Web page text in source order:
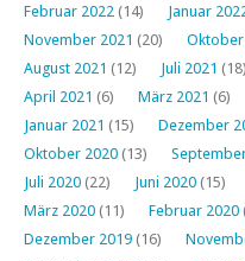
Februar 2022 (14) Januar
November 2021 (20) Oktober
August 2021 (12) Juli 2021 (18)
April 2021 (6) März 2021 (6)
Januar 2021 (15) Dezember
Oktober 2020 (13)
Juli 2020 (22) Juni 2020 (15)
März 2020 (11) Februar 2020
Dezember 2019 (16)